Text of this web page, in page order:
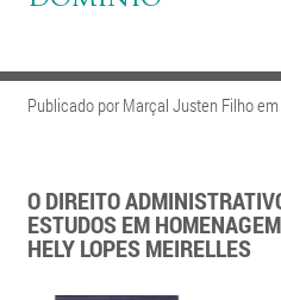
Publicado por Marçal Justen Filho
O DIREITO
ESTUDOS EM
HELY LOPES MEIRELLES